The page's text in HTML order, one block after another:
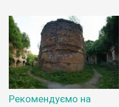
Рекомендуємо на